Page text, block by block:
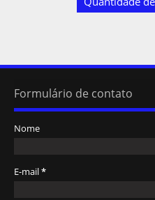
Formulário de contato
Nome
E-mail*